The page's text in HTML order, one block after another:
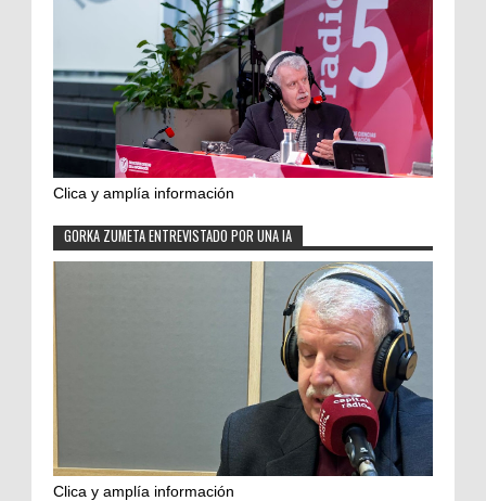
Clica y amplía información
GORKA ZUMETA ENTREVISTADO POR UNA IA
Clica y amplía información